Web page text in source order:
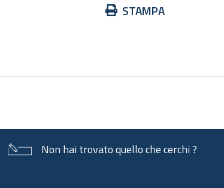
AzioniSTAMPA
Non hai trovato quello che cerchi ?